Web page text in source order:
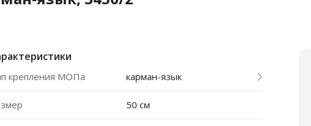
крепления МОПа карман-язык
50 см